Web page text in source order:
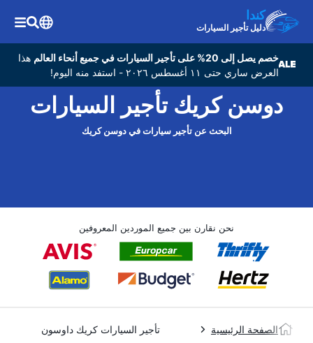
كندا
دليل تأجير السيارات
خصم يصل إلى 20% على تأجير السيارات في جميع أنحاء العالم
هذا
العرض ساري حتى ١١ أغسطس ٢٠٢٦ - استفد منه اليوم!
دوسن كريك تأجير السيارات
البحث عن تأجير سيارات في دوسن كريك
نحن نقارن بين جميع الموردين المعروفين
الصفحة الرئيسية تأجير السيارات كريك داوسون